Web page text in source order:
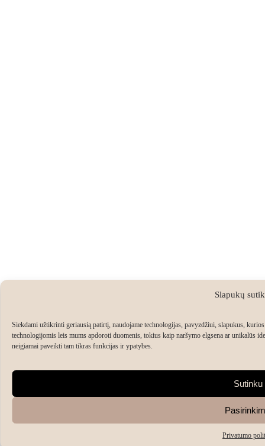
Slapukų
Siekdami užtikrinti geriausią patirtį, naudojame technologijas, pavyzdžiui, slapukus,
technologijomis leis mums apdoroti duomenis, tokius kaip naršymo elgsena ar unikalūs
neigiamai paveikti tam tikras funkcijas ir ypatybes.
Sutinku
Privatumo